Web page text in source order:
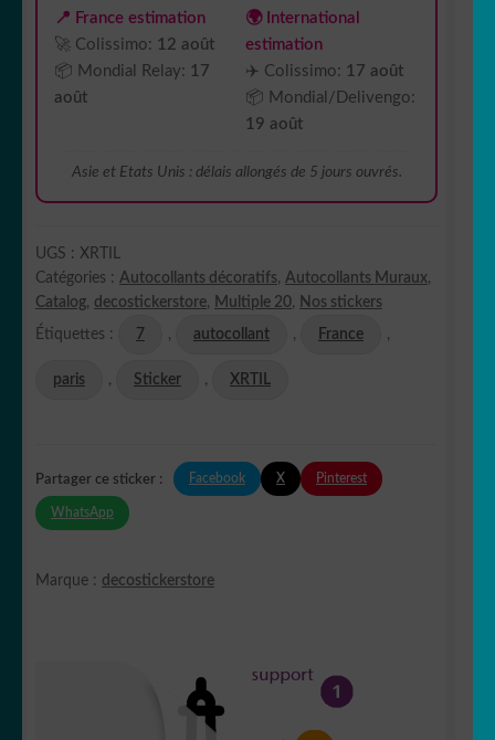
📍 France estimation
🚀 Colissimo: 12 août
📦 Mondial Relay: 17
août
🌍 International
estimation
✈️ Colissimo: 17 août
📦 Mondial/Delivengo:
19 août
Asie et Etats Unis : délais allongés de 5 jours ouvrés.
UGS : XRTIL
Catégories : Autocollants décoratifs, Autocollants Muraux,
Catalog, decostickerstore, Multiple 20, Nos stickers
Étiquettes : 7 , autocollant , France ,
paris , Sticker , XRTIL
Partager ce sticker : Facebook X Pinterest
WhatsApp
Marque : decostickerstore